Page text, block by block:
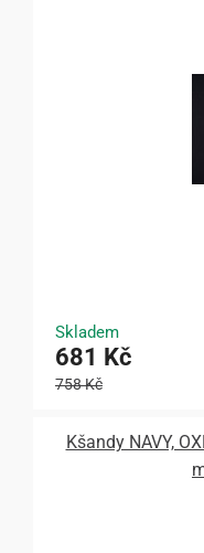
Skladem
681 Kč
758 Kč
Kšandy NAVY,